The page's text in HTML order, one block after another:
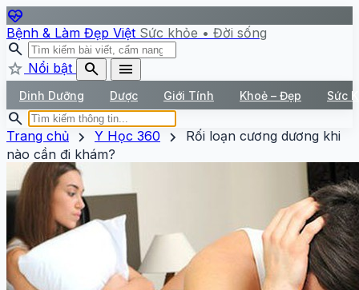
ecg_heart
Bệnh & Làm Đẹp Việt Sức khỏe • Đời sống
search
star Nổi bật search menu
Dinh Dưỡng Dược Giới Tính Khoẻ – Đẹp Sức
search
Trang chủ chevron_right Y Học 360 chevron_right
Rối loạn cương dương khi
nào cần đi khám?